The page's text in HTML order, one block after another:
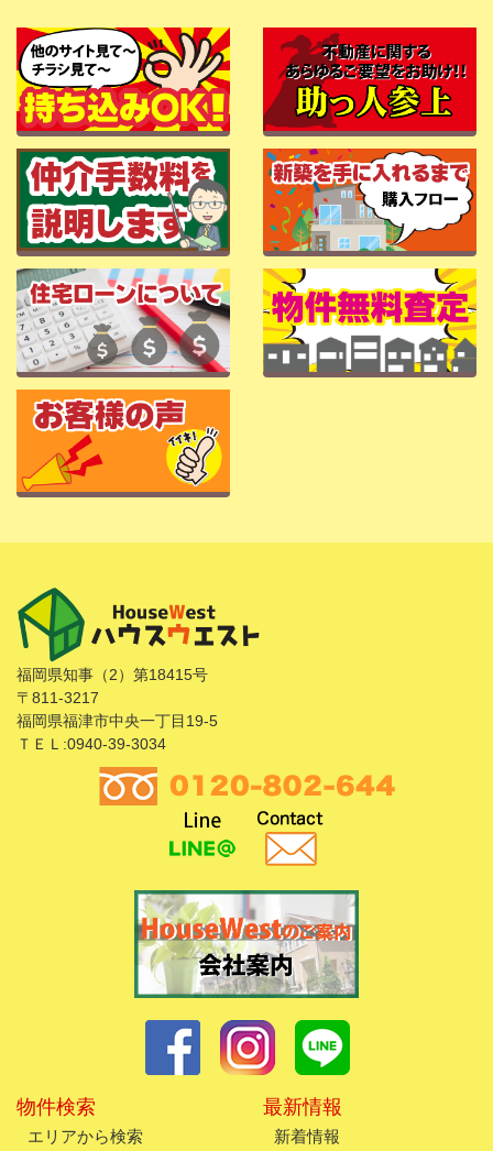
福岡県知事（2）第18415号
〒811-3217
福岡県福津市中央一丁目19-5
ＴＥＬ:0940-39-3034
物件検索
エリアから検索
最新情報
新着情報